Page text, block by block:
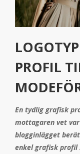
PROFIL
En tydlig grafisk
mottagaren vet
blogginlägget
enkel grafisk profil